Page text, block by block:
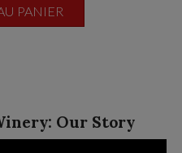
PANIER
Our Story